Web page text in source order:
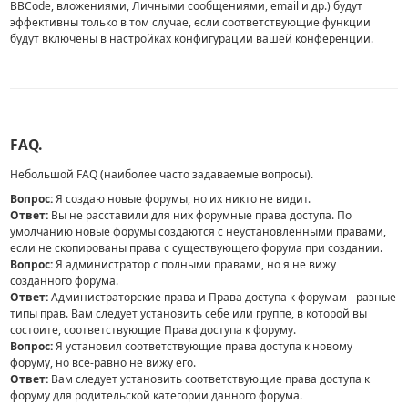
BBCode, вложениями, Личными сообщениями, email и др.) будут
эффективны только в том случае, если соответствующие функции
будут включены в настройках конфигурации вашей конференции.
FAQ.
Небольшой FAQ (наиболее часто задаваемые вопросы).
Вопрос:Я создаю новые форумы, но их никто не видит.
Ответ: Вы не расставили для них форумные права доступа. По
умолчанию новые форумы создаются с неустановленными правами,
если не скопированы права с существующего форума при создании.
Вопрос:Я администратор с полными правами, но я не вижу
созданного форума.
Ответ:Администраторские права и Права доступа к форумам - разные
типы прав. Вам следует установить себе или группе, в которой вы
состоите, соответствующие Права доступа к форуму.
Вопрос:Я установил соответствующие права доступа к новому
форуму, но всё-равно не вижу его.
Ответ: Вам следует установить соответствующие права доступа к
форуму для родительской категории данного форума.